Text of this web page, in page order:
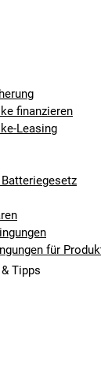
finanzieren
Leasing
für
Tipps